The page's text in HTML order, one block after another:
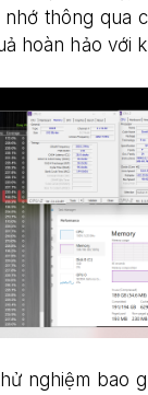
thông qua
hoàn hảo với
nghiệm bao